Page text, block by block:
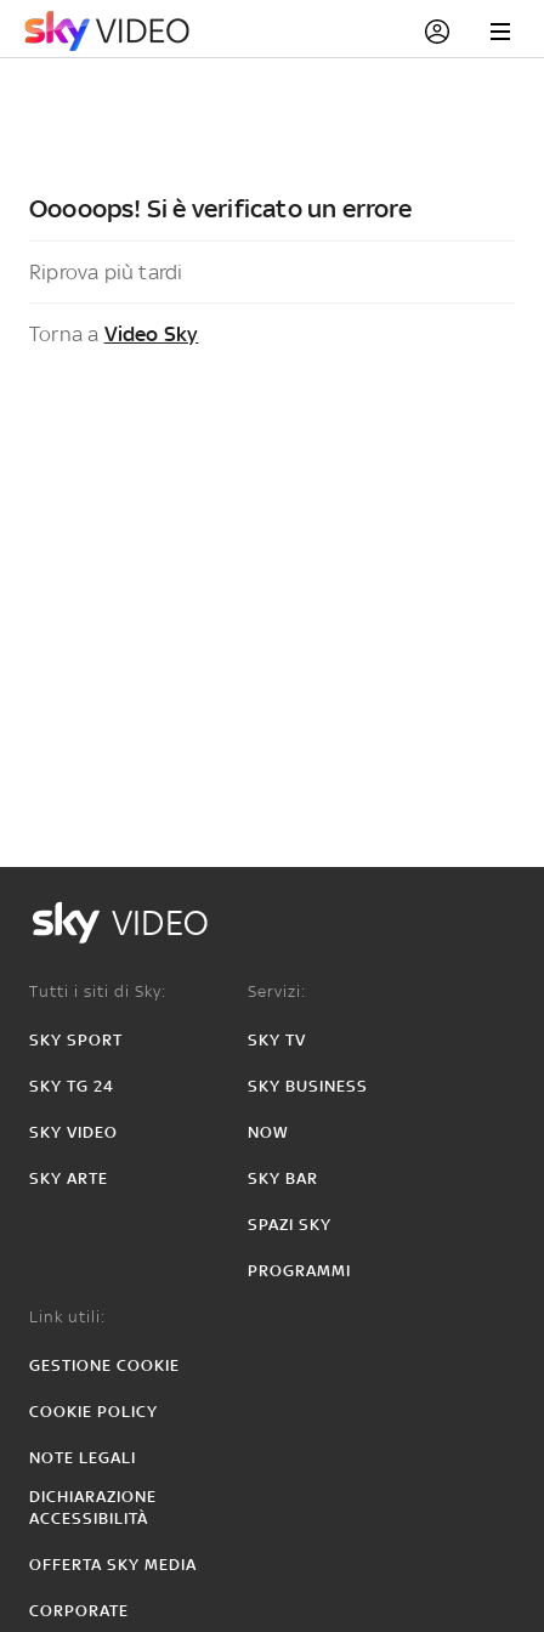
Ooooops! Si è verificato un errore
Riprova più tardi
Torna a Video Sky
VIDEO
Tutti i siti di Sky:
SKY SPORT
SKY TG 24
SKY VIDEO
SKY ARTE
Servizi:
SKY TV
SKY BUSINESS
NOW
SKY BAR
SPAZI SKY
PROGRAMMI
Link utili:
GESTIONE COOKIE
COOKIE POLICY
NOTE LEGALI
DICHIARAZIONE
ACCESSIBILITÀ
OFFERTA SKY MEDIA
CORPORATE